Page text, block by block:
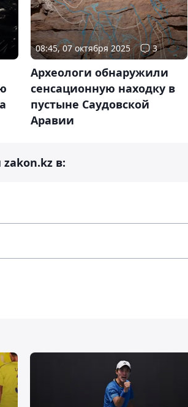
08:45, 07 октября 2025 3
Археологи обнаружили
сенсационную находку в
пустыне Саудовской
Аравии
в: